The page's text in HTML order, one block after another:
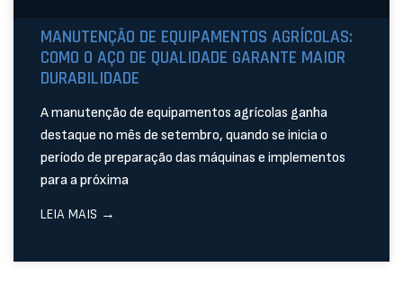
MANUTENÇÃO DE EQUIPAMENTOS AGRÍCOLAS:
COMO O AÇO DE QUALIDADE GARANTE MAIOR
DURABILIDADE
A manutenção de equipamentos agrícolas ganha
destaque no mês de setembro, quando se inicia o
período de preparação das máquinas e implementos
para a próxima
LEIA MAIS →